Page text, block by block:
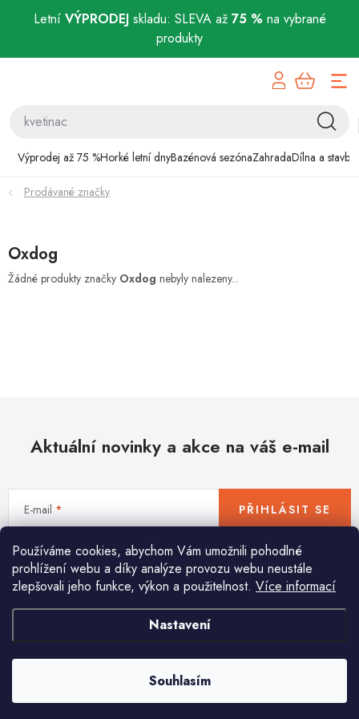
Letní VÝPRODEJskladu: SLEVA až 75 % na vybrané
produkty
Používáme cookies, abychom Vám umožnili pohodlné
prohlížení webu a díky analýze provozu webu neustále
zlepšovali jeho funkce, výkon a použitelnost. Více informací
Nastavení
Souhlasím
Výprodej až 75 %Horké letní dnyBazénová sezónaZahradaDílna a stavba
Bazénová sezóna
Zahrada
Domácnost
Novinky
World Cleanup Day
Akční ceny
Půjčovna Kontaktuje nás
Obchodní podmínky
Vrácení a reklamace
Podmínky ochrany osobních údajů
Obchodní podmínky pro podnikatele
Způsob doručení a platby
Zásady používání cookies
Prodávané značky
Oxdog
Žádné produkty značky Oxdog nebyly nalezeny...
Aktuální novinky a akce na váš e-mail
E-mail
Vložením e-mailu souhlasíte spodmínkami ochrany osobních údajů
PŘIHLÁSIT SE
Pomůžeme vám s výběrem
Potřebujete s něčím poradit? Jsme tu pro vás!
info@huka.cz